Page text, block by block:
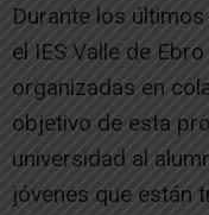
Durante los
el IES Valle de
organizadas en
objetivo de esta
universidad al
jóvenes que están